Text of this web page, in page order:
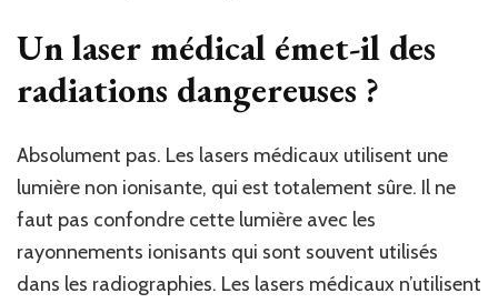
Un laser médical émet-il des
radiations dangereuses ?
Absolument pas. Les lasers médicaux utilisent une
lumière non ionisante, qui est totalement sûre. Il ne
faut pas confondre cette lumière avec les
rayonnements ionisants qui sont souvent utilisés
dans les radiographies. Les lasers médicaux n’utilisent